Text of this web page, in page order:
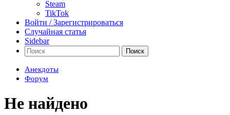
Steam
TikTok
Войти / Зарегистрироваться
Случайная статья
Sidebar
Поиск
Анекдоты
Форум
Не найдено